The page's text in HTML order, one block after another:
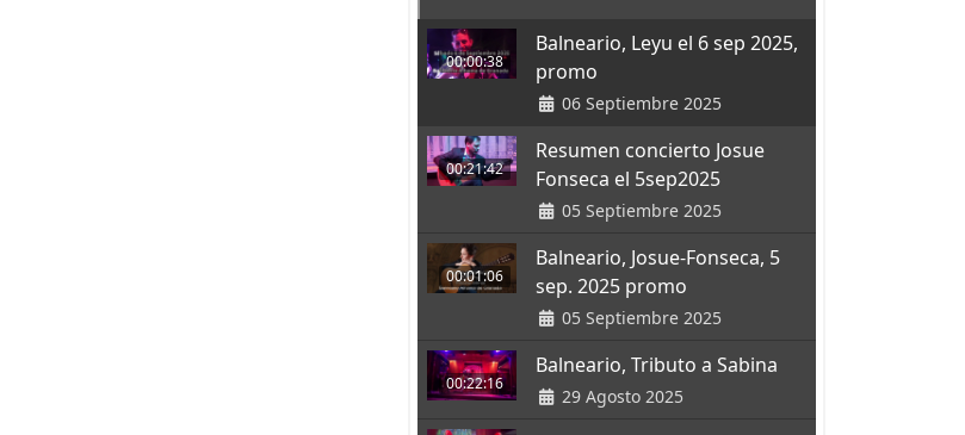
00:00:38
Balneario, Leyu el 6 sep 2025,
promo
06 Septiembre 2025
00:21:42
Resumen concierto Josue
Fonseca el 5sep2025
05 Septiembre 2025
00:01:06
Balneario, Josue-Fonseca, 5
sep. 2025 promo
05 Septiembre 2025
00:22:16
Balneario, Tributo a Sabina
29 Agosto 2025